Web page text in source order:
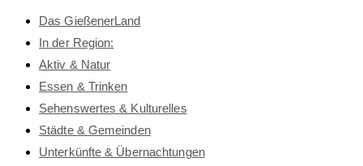
Das GießenerLand
In der Region:
Aktiv & Natur
Essen & Trinken
Sehenswertes & Kulturelles
Städte & Gemeinden
Unterkünfte & Übernachtungen